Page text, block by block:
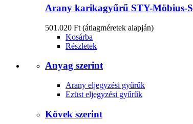
Arany karikagyűrű STY-Möbius-S
501.020 Ft (átlagméretek alapján)
Kosárba
Részletek
Anyag szerint
Arany eljegyzési gyűrűk
Ezüst eljegyzési gyűrűk
Kövek szerint